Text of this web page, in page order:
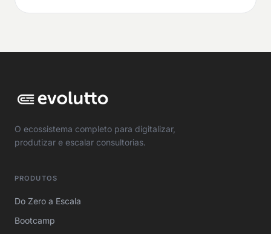
O ecossistema completo para digitalizar,
produtizar e escalar consultorias.
PRODUTOS
Do Zero a Escala
Bootcamp